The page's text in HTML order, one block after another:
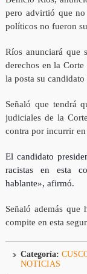
pero advirtió que no
políticos no fueron
Ríos anunciará que
derechos en la
la posta su
Señaló que tendrá
judiciales de la
contra por incurrir
El candidato
racistas en esta
hablante», afirmó.
Señaló además
compite en esta
Categoría:
NOTICIAS